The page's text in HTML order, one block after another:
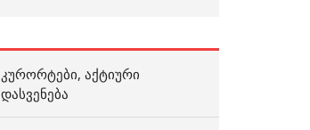
ᲙᲣᲠᲝᲠᲢᲔᲑᲘ, ᲐᲥᲢᲘᲣᲠᲘ
ᲓᲐᲡᲕᲔᲜᲔᲑᲐ